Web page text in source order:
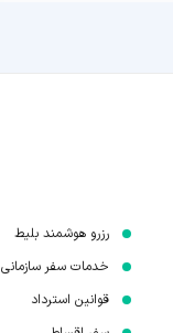
رزرو هوشمند بلیط
خدمات سفر سازمانی
قوانین استرداد